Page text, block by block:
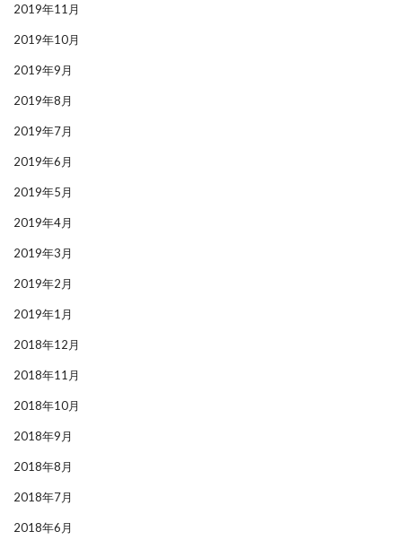
2019年11月
2019年10月
2019年9月
2019年8月
2019年7月
2019年6月
2019年5月
2019年4月
2019年3月
2019年2月
2019年1月
2018年12月
2018年11月
2018年10月
2018年9月
2018年8月
2018年7月
2018年6月